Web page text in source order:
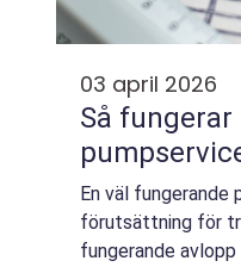
03 april 2026
Så fungerar
En väl fungerande
förutsättning för
fungerande